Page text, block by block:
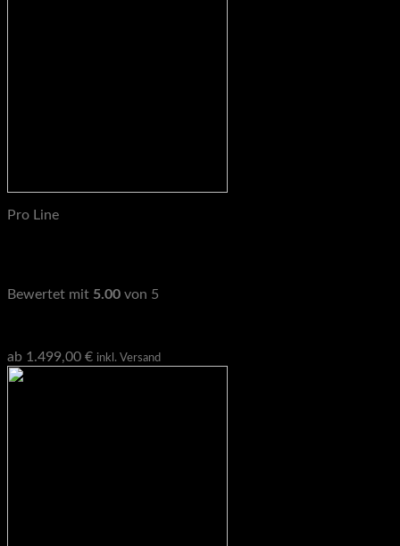
Pro Line
Bewertet mit 5.00 von 5
ab 1.499,00 € inkl. Versand